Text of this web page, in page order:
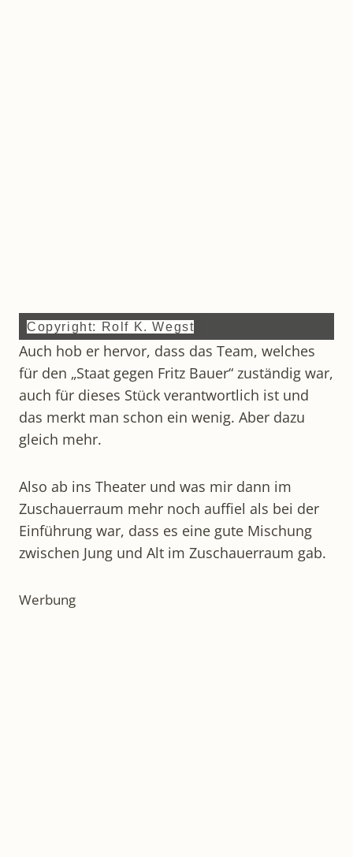
Copyright: Rolf K. Wegst
Auch hob er hervor, dass das Team, welches
für den „Staat gegen Fritz Bauer“ zuständig war,
auch für dieses Stück verantwortlich ist und
das merkt man schon ein wenig. Aber dazu
gleich mehr.
Also ab ins Theater und was mir dann im
Zuschauerraum mehr noch auffiel als bei der
Einführung war, dass es eine gute Mischung
zwischen Jung und Alt im Zuschauerraum gab.
Werbung